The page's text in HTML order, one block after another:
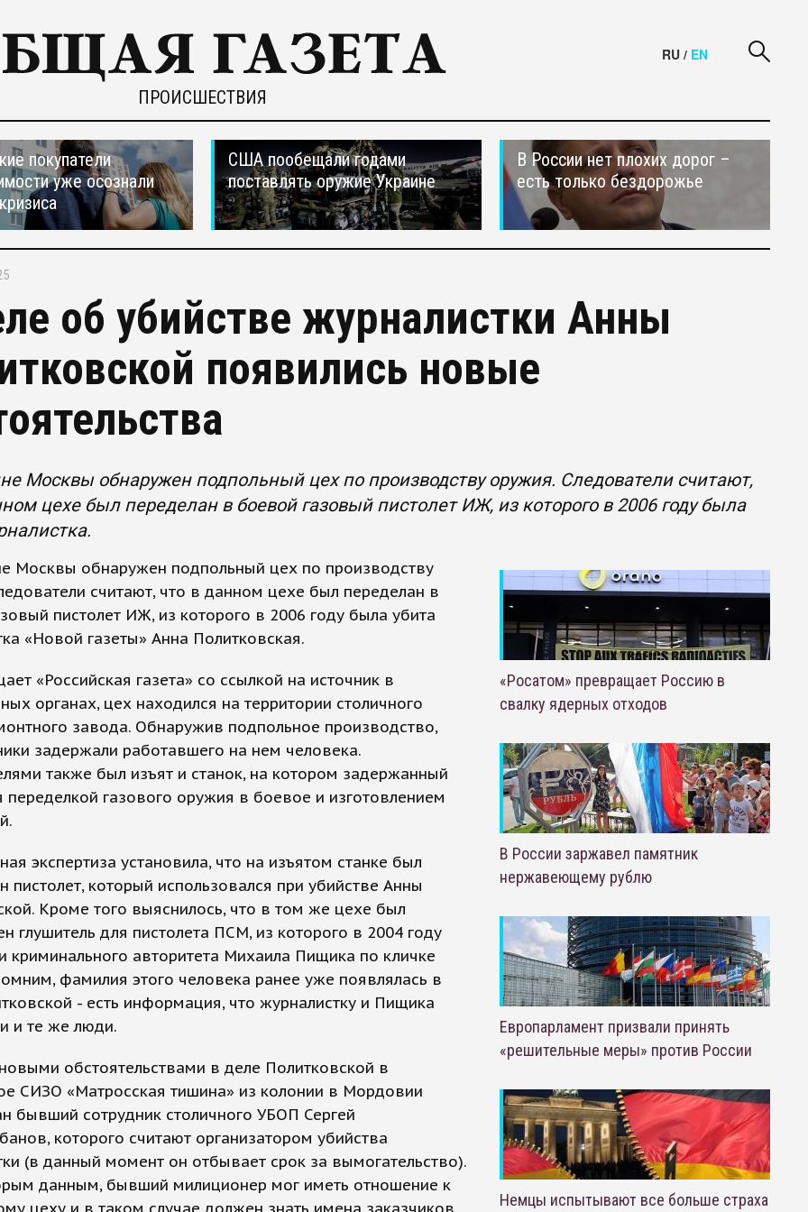
ПРОИСШЕСТВИЯ
RU / EN
покупатели
уже осознали
США пообещали годами
поставлять оружие Украине
В России нет плохих дорог –
есть только бездорожье
об убийстве журналистки Анны
появились новые
Москвы обнаружен подпольный цех по производству оружия. Следователи считают,
цехе был переделан в боевой газовый пистолет ИЖ, из которого в 2006 году была
Москвы обнаружен подпольный цех по производству
считают, что в данном цехе был переделан в
пистолет ИЖ, из которого в 2006 году была убита
«Новой газеты» Анна Политковская.
«Российская газета» со ссылкой на источник в
органах, цех находился на территории столичного
завода. Обнаружив подпольное производство,
задержали работавшего на нем человека.
также был изъят и станок, на котором задержанный
переделкой газового оружия в боевое и изготовлением
экспертиза установила, что на изъятом станке был
пистолет, который использовался при убийстве Анны
Кроме того выяснилось, что в том же цехе был
глушитель для пистолета ПСМ, из которого в 2004 году
криминального авторитета Михаила Пищика по кличке
фамилия этого человека ранее уже появлялась в
- есть информация, что журналистку и Пищика
и те же люди.
обстоятельствами в деле Политковской в
СИЗО «Матросская тишина» из колонии в Мордовии
бывший сотрудник столичного УБОП Сергей
которого считают организатором убийства
(в данный момент он отбывает срок за вымогательство).
данным, бывший милиционер мог иметь отношение к
«Росатом» превращает Россию в
свалку ядерных отходов
В России заржавел памятник
нержавеющему рублю
Европарламент призвали принять
«решительные меры» против России
Немцы испытывают все больше страха